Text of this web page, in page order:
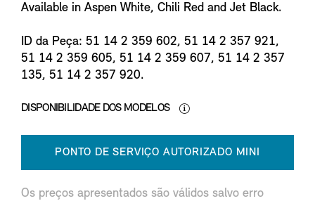
Available in Aspen White, Chili Red and Jet Black.
ID da Peça: 51 14 2 359 602, 51 14 2 357 921,
51 14 2 359 605, 51 14 2 359 607, 51 14 2 357
135, 51 14 2 357 920.
DISPONIBILIDADE DOS MODELOS
PONTO DE SERVIÇO AUTORIZADO MINI
Os preços apresentados são válidos salvo erro